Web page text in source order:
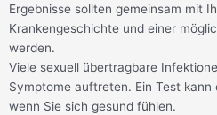
Ergebnisse sollten gemeinsam mit
Krankengeschichte und einer
werden.
Viele sexuell übertragbare
Symptome auftreten. Ein Test
wenn Sie sich gesund fühlen.